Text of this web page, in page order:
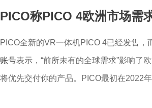
PICO称PICO 4欧洲市场需
PICO全新的VR一体机PICO 4已经发售，
账号表示，“前所未有的全球需求”影响了
将优先交付你的产品。PICO最初在2022